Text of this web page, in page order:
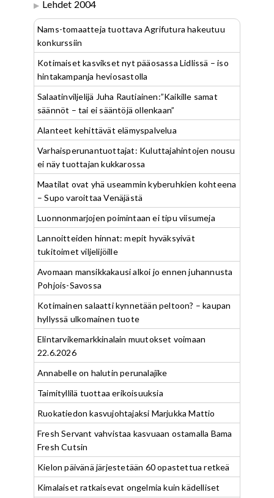
Lehdet 2004
Nams-tomaatteja tuottava Agrifutura hakeutuu
konkurssiin
Kotimaiset kasvikset nyt pääosassa Lidlissä – iso
hintakampanja heviosastolla
Salaatinviljelijä Juha Rautiainen:”Kaikille samat
säännöt – tai ei sääntöjä ollenkaan”
Alanteet kehittävät elämyspalvelua
Varhaisperunantuottajat: Kuluttajahintojen nousu
ei näy tuottajan kukkarossa
Maatilat ovat yhä useammin kyberuhkien kohteena
– Supo varoittaa Venäjästä
Luonnonmarjojen poimintaan ei tipu viisumeja
Lannoitteiden hinnat: mepit hyväksyivät
tukitoimet viljelijöille
Avomaan mansikkakausi alkoi jo ennen juhannusta
Pohjois-Savossa
Kotimainen salaatti kynnetään peltoon? – kaupan
hyllyssä ulkomainen tuote
Elintarvikemarkkinalain muutokset voimaan
22.6.2026
Annabelle on halutin perunalajike
Taimityllilä tuottaa erikoisuuksia
Ruokatiedon kasvujohtajaksi Marjukka Mattio
Fresh Servant vahvistaa kasvuaan ostamalla Bama
Fresh Cutsin
Kielon päivänä järjestetään 60 opastettua retkeä
Kimalaiset ratkaisevat ongelmia kuin kädelliset